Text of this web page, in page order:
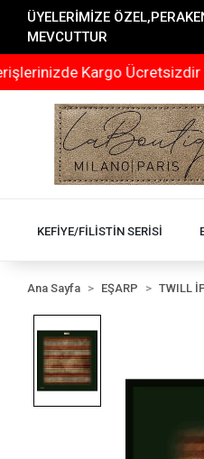
ÜYELERİMİZE
MEVCUTTUR
Kargo Ücretsizdir
KEFİYE/FİLİSTİN SERİSİ
Ana Sayfa EŞARP TWILL